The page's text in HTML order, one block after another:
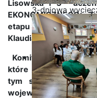
3-dniowa
4 technikum w
Lisowska i 3
EKONOMICZNEGO:
etapu wojewódzkiego
Klaudia Baran i Patrycja
Komitet szkolny
które ZDOBYŁY
tym samym, po
wojewódzki będą